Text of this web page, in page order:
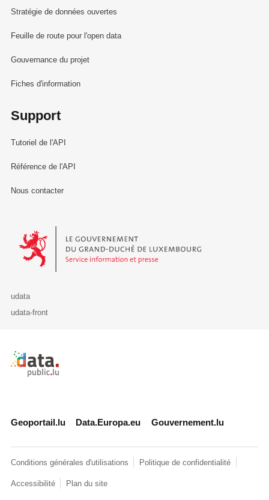
Stratégie de données ouvertes
Feuille de route pour l'open data
Gouvernance du projet
Fiches d'information
Support
Tutoriel de l'API
Référence de l'API
Nous contacter
Le Gouvernement du Grand-Duché de Luxembourg - Service
udata
udata-front
Retour à l'accueil de data.public.lu
Geoportail.lu Data.Europa.eu Gouvernement.lu
Conditions générales d'utilisations Politique de confidentialité
Accessibilité Plan du site